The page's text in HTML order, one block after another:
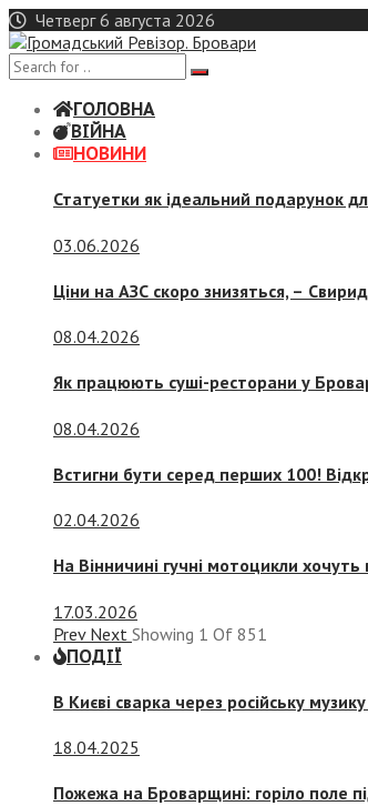
Skip
to
content
Четверг 6 августа 2026
ГОЛОВНА
ВІЙНА
НОВИНИ
Статуетки як ідеальний подарунок
03.06.2026
Ціни на АЗС скоро знизяться, –
08.04.2026
Як працюють суші-ресторани у
08.04.2026
Встигни бути серед перших 100!
02.04.2026
На Вінничині гучні мотоцикли
17.03.2026
Prev Next Showing 1 Of 851
ПОДІЇ
В Києві сварка через російську
18.04.2025
Пожежа на Броварщині: горіло поле